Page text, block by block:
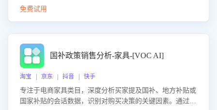
免费试用
国补政策销售分析-家具-[VOC AI]
淘宝 | 京东 | 抖音 | 快手
专注于电商家具类目，深度分析买家提及国补、地方补贴或
国家补贴的会话数据，识别对购买决策的关键因素。通过AI